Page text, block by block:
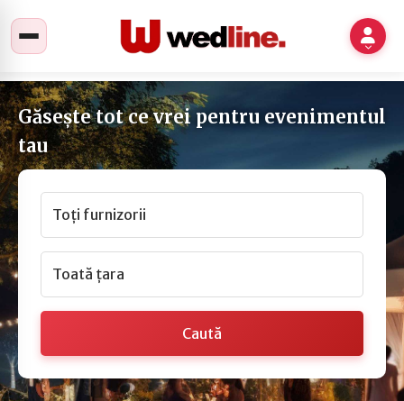
Găsește tot ce vrei pentru evenimentul
tau
Toți furnizorii
Toată țara
Caută